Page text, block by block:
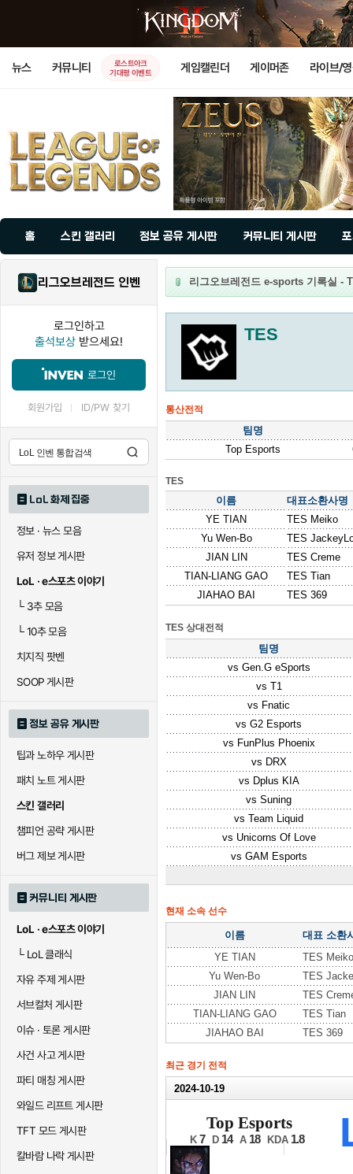
뉴스 커뮤니티
로스트아크
기대평 이벤트
게임캘린더 게이머존 라이브/
홈 스킨 갤러리 정보 공유 게시판 커뮤니티 게시판
리그오브레전드 인벤
로그인하고
출석보상 받으세요!
로그인
회원가입 ID/PW 찾기
LoL 화제 집중
정보 · 뉴스 모음
유저 정보 게시판
LoL · e스포츠 이야기
└3추 모음
└10추 모음
치지직 팟벤
SOOP 게시판
정보 공유 게시판
팁과 노하우 게시판
패치 노트 게시판
스킨 갤러리
챔피언 공략 게시판
버그 제보 게시판
커뮤니티 게시판
LoL · e스포츠 이야기
└LoL 클래식
자유 주제 게시판
서브컬처 게시판
이슈 · 토론 게시판
사건 사고 게시판
파티 매칭 게시판
와일드 리프트 게시판
TFT 모드 게시판
칼바람 나락 게시판
리그오브레전드 e-sports 기록실 -
TES
통산전적
팀명
Top Esports
TES
이름
대표소환사명
YE TIAN
TES Meiko
Yu Wen-Bo
TES
JIAN LIN
TES Creme
TIAN-LIANG GAO
TES Tian
JIAHAO BAI
TES 369
TES 상대전적
팀명
vs Gen.G eSports
vs T1
vs Fnatic
vs G2 Esports
vs FunPlus Phoenix
vs DRX
vs Dplus KIA
vs Suning
vs Team Liquid
vs Unicorns Of Love
vs GAM Esports
현재 소속 선수
이름
대표 소환
YE TIAN
TES Meiko
Yu Wen-Bo
TES
JIAN LIN
TES
TIAN-LIANG GAO
TES Tian
JIAHAO BAI
TES 369
최근 경기 전적
2024-10-19
8강 3경기 3세트
Top Esports
K 7 D 14 A 18 KDA 1.8